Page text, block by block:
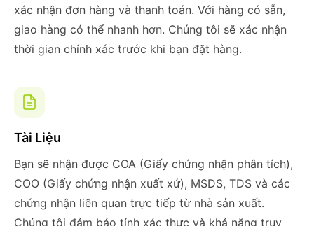
xác nhận đơn hàng và thanh toán. Với hàng có sẵn,
giao hàng có thể nhanh hơn. Chúng tôi sẽ xác nhận
thời gian chính xác trước khi bạn đặt hàng.
Tài Liệu
Bạn sẽ nhận được COA (Giấy chứng nhận phân tích),
COO (Giấy chứng nhận xuất xứ), MSDS, TDS và các
chứng nhận liên quan trực tiếp từ nhà sản xuất.
Chúng tôi đảm bảo tính xác thực và khả năng truy